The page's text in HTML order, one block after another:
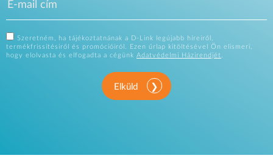
Szeretném, ha tájékoztatnának a D-Link legújabb híreiről,
termékfrissítésiről és promócióiról. Ezen űrlap kitöltésével Ön elismeri,
hogy elolvasta és elfogadta a cégünk Adatvédelmi Házirendjét.
Elküld